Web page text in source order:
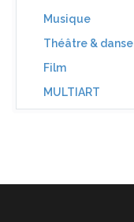
Musique
Théâtre & danse
Film
MULTIART